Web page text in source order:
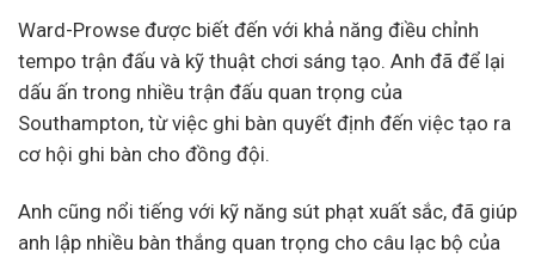
Ward-Prowse được biết đến với khả năng điều chỉnh
tempo trận đấu và kỹ thuật chơi sáng tạo. Anh đã để lại
dấu ấn trong nhiều trận đấu quan trọng của
Southampton, từ việc ghi bàn quyết định đến việc tạo ra
cơ hội ghi bàn cho đồng đội.
Anh cũng nổi tiếng với kỹ năng sút phạt xuất sắc, đã giúp
anh lập nhiều bàn thắng quan trọng cho câu lạc bộ của